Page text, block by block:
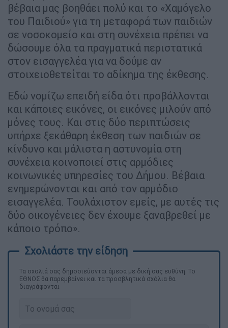
βέβαια μας βοηθάει πολύ και το «Χαμόγελο
του Παιδιού» για τη μεταφορά των παιδιών
σε νοσοκομείο και στη συνέχεια πρέπει να
δώσουμε όλα τα πραγματικά περιστατικά
στον εισαγγελέα για να δούμε αν
στοιχειοθετείται το αδίκημα της έκθεσης.
Εδώ νομίζω επειδή είδα ότι προβάλλονται
και κάποιες εικόνες, οι εικόνες μιλούν από
μόνες τους. Και στις δύο περιπτώσεις
υπήρχε ξεκάθαρη έκθεση των παιδιών σε
κίνδυνο και μάλιστα η αστυνομία στη
συνέχεια κοινοποιεί στις αρμόδιες
κοινωνικές υπηρεσίες του Δήμου. Βέβαια
ενημερώνονται και από τον αρμόδιο
εισαγγελέα. Τουλάχιστον εμείς, με αυτές τις
δύο οικογένειες δεν έχουμε ξαναβρεθεί με
κάποιο τρόπο».
Τα σχολιά σας δημοσιεύονται άμεσα με δική σας ευθύνη. Το
ΕΘΝΟΣ θα παρεμβαίνει και τα προσβλητικά σχόλια θα
διαγράφονται